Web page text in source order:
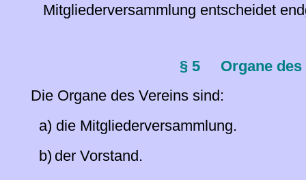
Mitgliederversammlung entscheidet
§ 5 Organe
Die Organe des Vereins sind:
a) die Mitgliederversammlung.
b) der Vorstand.